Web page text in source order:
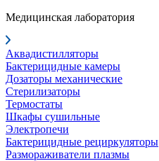
Медицинская лаборатория
Аквадистилляторы
Бактерицидные камеры
Дозаторы механические
Стерилизаторы
Термостаты
Шкафы сушильные
Электропечи
Бактерицидные рециркуляторы
Размораживатели плазмы